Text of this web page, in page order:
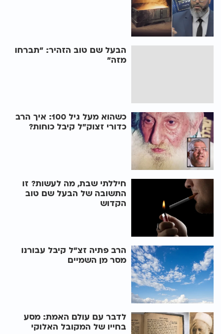
הבעל שם טוב הזהיר: "תברחו
מזה"
כשהוא מעל גיל 100: איך הרב
כדורי זצוק"ל קיבל כוחות?
חיללתי שבת, מה לעשות? זו
התשובה של הבעל שם טוב
הקדוש
הרב פתיה זצ"ל קיבל עבורנו
מסר מן השמיים
לדבר עם עולם האמת: מסע
בחייו של המקובל האלוקי